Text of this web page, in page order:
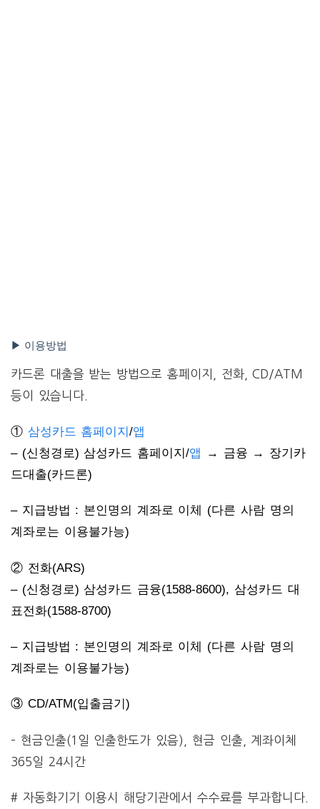
▶ 이용방법
카드론 대출을 받는 방법으로 홈페이지, 전화, CD/ATM
등이 있습니다.
① 삼성카드 홈페이지/앱
– (신청경로) 삼성카드 홈페이지/앱
→ 금융 → 장기카
드대출(카드론)
– 지급방법 : 본인명의 계좌로 이체 (다른 사람 명의
계좌로는 이용불가능)
② 전화(ARS)
– (신청경로) 삼성카드 금융(1588-8600), 삼성카드 대
표전화(1588-8700)
– 지급방법 : 본인명의 계좌로 이체 (다른 사람 명의
계좌로는 이용불가능)
③ CD/ATM(입출금기)
– 현금인출(1일 인출한도가 있음), 현금 인출, 계좌이체
365일 24시간
# 자동화기기 이용시 해당기관에서 수수료를 부과합니다.